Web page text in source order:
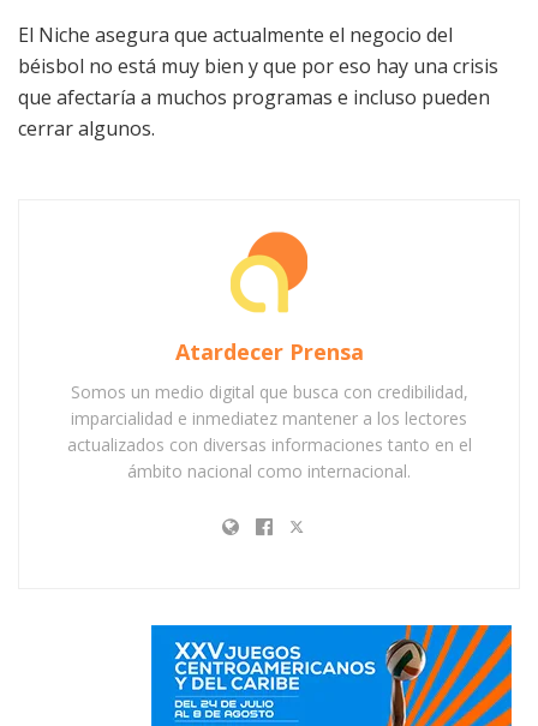
El Niche asegura que actualmente el negocio del
béisbol no está muy bien y que por eso hay una crisis
que afectaría a muchos programas e incluso pueden
cerrar algunos.
Atardecer Prensa
Somos un medio digital que busca con credibilidad,
imparcialidad e inmediatez mantener a los lectores
actualizados con diversas informaciones tanto en el
ámbito nacional como internacional.